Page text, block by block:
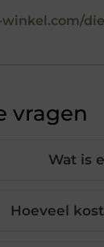
vragen
Wat is
Hoeveel